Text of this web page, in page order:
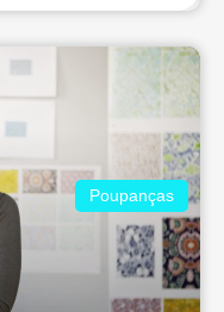
Poupanças